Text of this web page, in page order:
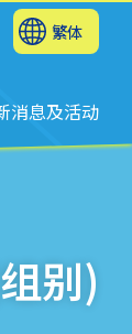
繁体
消息及活动
别)